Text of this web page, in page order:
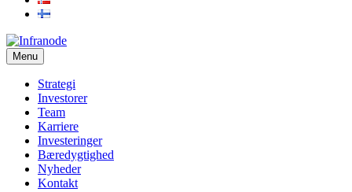
Menu
Strategi
Investorer
Team
Karriere
Investeringer
Bæredygtighed
Nyheder
Kontakt